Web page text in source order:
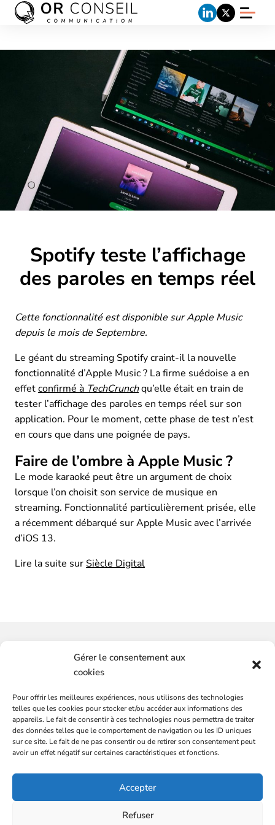
Gérer le consentement aux
cookies
Pour offrir les meilleures expériences, nous utilisons des technologies
telles que les cookies pour stocker et/ou accéder aux informations des
appareils. Le fait de consentir à ces technologies nous permettra de traiter
des données telles que le comportement de navigation ou les ID uniques
sur ce site. Le fait de ne pas consentir ou de retirer son consentement peut
avoir un effet négatif sur certaines caractéristiques et fonctions.
Accepter
Refuser
SERVICES
Plateformes de marques
Audit communication et commercial
Conseils et stratégies, média et communication
BLOG
Spotify teste l’affichage
des paroles en temps réel
Cette fonctionnalité est disponible sur Apple Music
depuis le mois de Septembre.
Le géant du streaming Spotify craint-il la nouvelle
fonctionnalité d’Apple Music ? La firme suédoise a en
effetconfirmé à TechCrunchqu’elle était en train de
tester l’affichage des paroles en temps réel sur son
application. Pour le moment, cette phase de test n’est
en cours que dans une poignée de pays.
Faire de l’ombre à Apple Music ?
Le mode karaoké peut être un argument de choix
lorsque l’on choisit son service de musique en
streaming. Fonctionnalité particulièrement prisée, elle
a récemment débarqué sur Apple Music avec l’arrivée
d’iOS 13.
Lire la suite sur Siècle Digital
Vous souhaitez-avoir plus
d'informations ?
CONTACTEZ-NOUS
Mentions légales